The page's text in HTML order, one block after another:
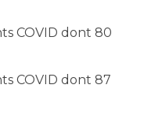
COVID dont 80
COVID dont 87